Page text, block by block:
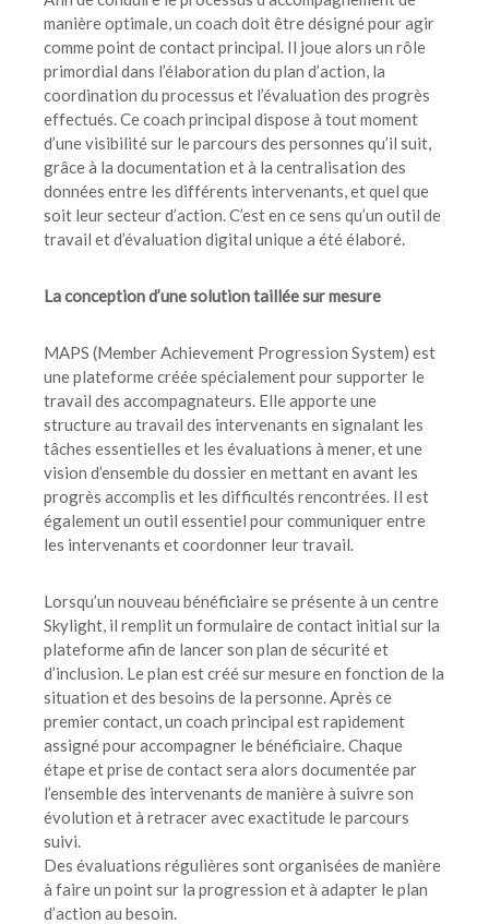
manière optimale, un coach doit être désigné pour agir
comme point de contact principal. Il joue alors un rôle
primordial dans l’élaboration du plan d’action, la
coordination du processus et l’évaluation des progrès
effectués. Ce coach principal dispose à tout moment
d’une visibilité sur le parcours des personnes qu’il suit,
grâce à la documentation et à la centralisation des
données entre les différents intervenants, et quel que
soit leur secteur d’action. C’est en ce sens qu’un outil de
travail et d’évaluation digital unique a été élaboré.
La conception d’une solution taillée sur mesure
MAPS (Member Achievement Progression System) est
une plateforme créée spécialement pour supporter le
travail des accompagnateurs. Elle apporte une
structure au travail des intervenants en signalant les
tâches essentielles et les évaluations à mener, et une
vision d’ensemble du dossier en mettant en avant les
progrès accomplis et les difficultés rencontrées. Il est
également un outil essentiel pour communiquer entre
les intervenants et coordonner leur travail.
Lorsqu’un nouveau bénéficiaire se présente à un centre
Skylight, il remplit un formulaire de contact initial sur la
plateforme afin de lancer son plan de sécurité et
d’inclusion. Le plan est créé sur mesure en fonction de la
situation et des besoins de la personne. Après ce
premier contact, un coach principal est rapidement
assigné pour accompagner le bénéficiaire. Chaque
étape et prise de contact sera alors documentée par
l’ensemble des intervenants de manière à suivre son
évolution et à retracer avec exactitude le parcours
suivi.
Des évaluations régulières sont organisées de manière
à faire un point sur la progression et à adapter le plan
d’action au besoin.